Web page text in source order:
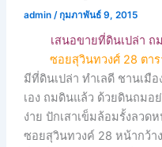
admin /กุมภาพันธ์ 9, 2015
เสนอขายที่ดินเปล่า ถ
ซอยสุวินทวงศ์ 28 ตาร
มีที่ดินเปล่า ทำเลดี ชานเมื
เอง ถมดินแล้ว ด้วยดินถมอ
ง่าย ปักเสาเข็มล้อมรั้งลว
ซอยสุวินทวงค์ 28 หน้ากว้า